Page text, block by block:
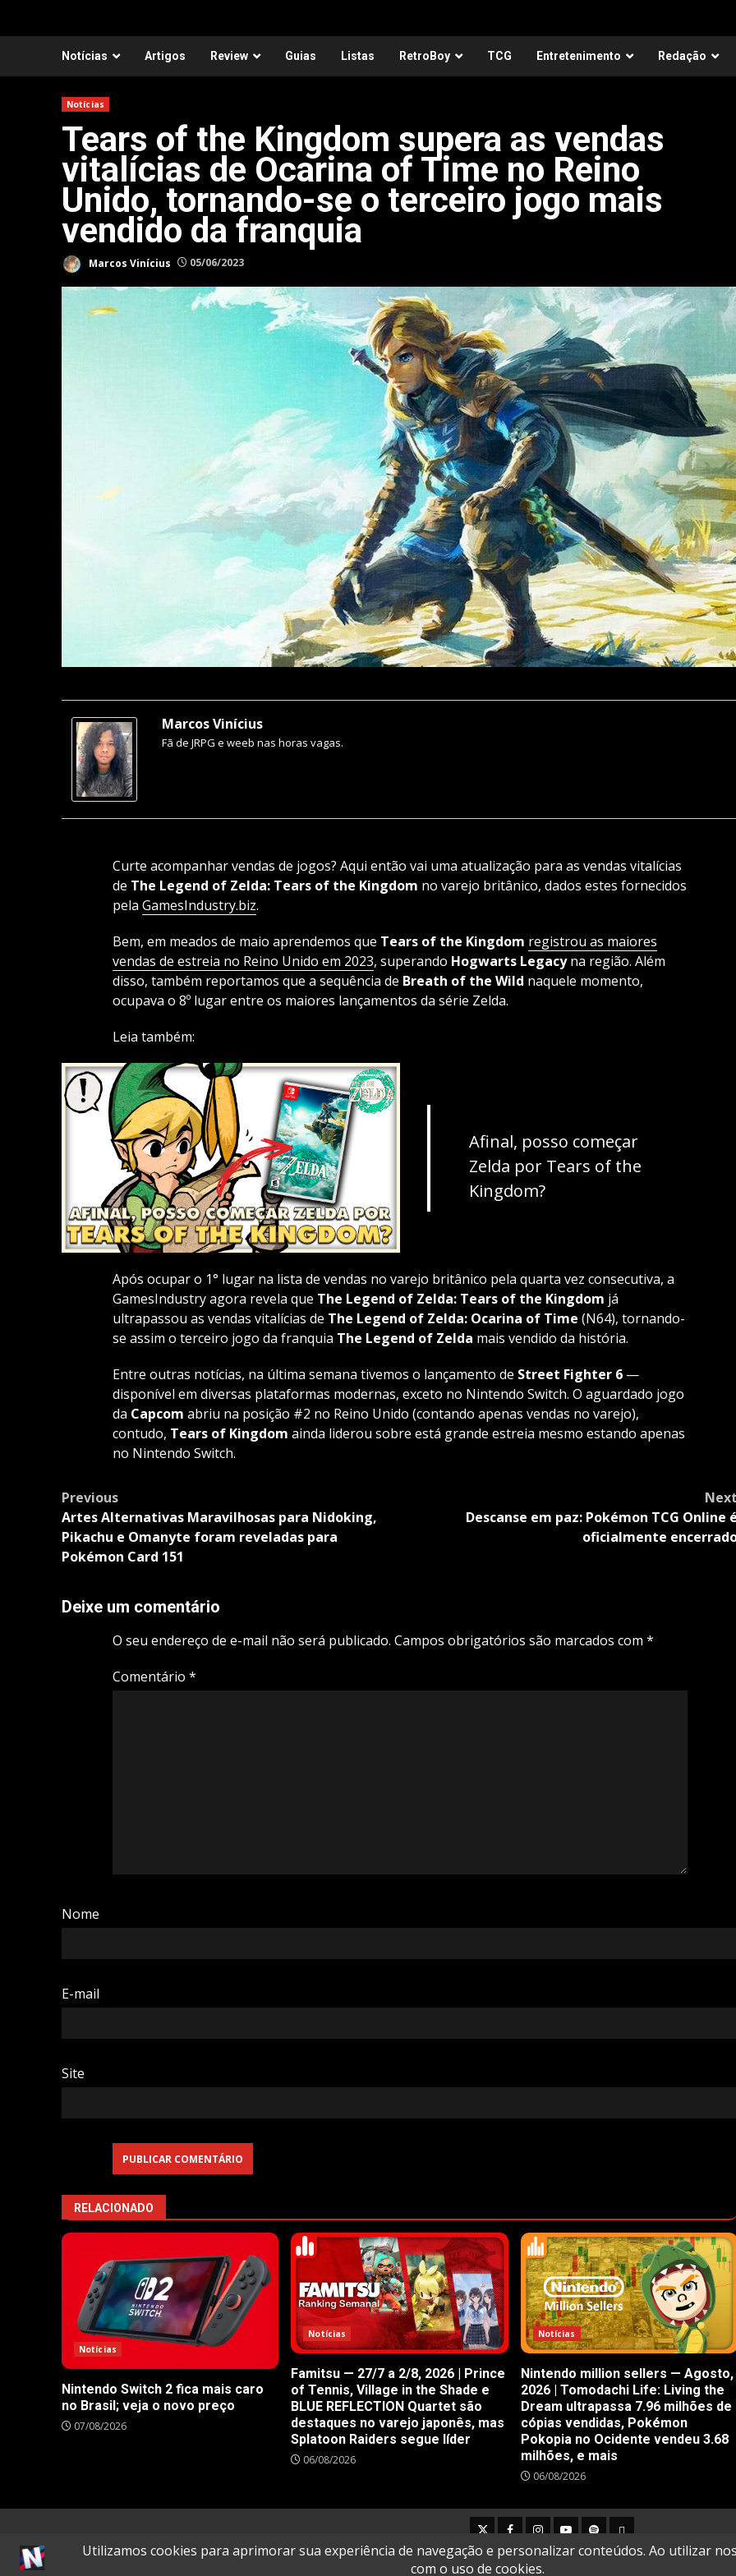
Notícias Artigos Review Guias Listas RetroBoy TCG Entretenimento Redação
Notícias
Tears of the Kingdom supera as vendas
vitalícias de Ocarina of Time no Reino
Unido, tornando-se o terceiro jogo mais
vendido da franquia
Marcos Vinícius 05/06/2023
Marcos Vinícius
Fã de JRPG e weeb nas horas vagas.
Curte acompanhar vendas de jogos? Aqui então vai uma atualização para as vendas vitalícias
de The Legend of Zelda: Tears of the Kingdom no varejo britânico, dados estes fornecidos
pela GamesIndustry.biz.
Bem, em meados de maio aprendemos que Tears of the Kingdom registrou as maiores
vendas de estreia no Reino Unido em 2023, superando Hogwarts Legacyna região. Além
disso, também reportamos que a sequência de Breath of the Wild naquele momento,
ocupava o 8º lugar entre os maiores lançamentos da série Zelda.
Leia também:
Afinal, posso começar
Zelda por Tears of the
Kingdom?
Após ocupar o 1° lugar na lista de vendas no varejo britânico pela quarta vez consecutiva, a
GamesIndustry agora revela que The Legend of Zelda: Tears of the Kingdom já
ultrapassou as vendas vitalícias de The Legend of Zelda: Ocarina of Time (N64), tornando-
se assim o terceiro jogo da franquia The Legend of Zelda mais vendido da história.
Entre outras notícias, na última semana tivemos o lançamento de Street Fighter 6—
disponível em diversas plataformas modernas, exceto no Nintendo Switch. O aguardado jogo
da Capcom abriu na posição #2 no Reino Unido (contando apenas vendas no varejo),
contudo, Tears of Kingdom ainda liderou sobre está grande estreia mesmo estando apenas
no Nintendo Switch.
Post
navigation
Previous
Artes Alternativas Maravilhosas para Nidoking,
Pikachu e Omanyte foram reveladas para
Pokémon Card 151
Next
Descanse em paz: Pokémon TCG Online é
oficialmente
Deixe um comentário
O seu endereço de e-mail não será publicado. Campos obrigatórios são marcados com *
Comentário *
Nome
E-mail
Site
RELACIONADO
Notícias
Nintendo Switch 2 fica mais caro
no Brasil; veja o novo preço
07/08/2026
Notícias
Famitsu — 27/7 a 2/8, 2026 | Prince
of Tennis, Village in the Shade e
BLUE REFLECTION Quartet são
destaques no varejo japonês, mas
Splatoon Raiders segue líder
06/08/2026
Notícias
Nintendo million sellers — Agosto,
2026 | Tomodachi Life: Living the
Dream ultrapassa 7.96 milhões de
cópias vendidas, Pokémon
Pokopia no Ocidente vendeu 3.68
milhões, e mais
06/08/2026
TwitterFacebook
Instagram
YoutubeSpotifyCookie
Policy
Copyright © All rights reserved.